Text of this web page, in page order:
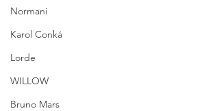
Normani
Karol Conká
Lorde
WILLOW
Bruno Mars